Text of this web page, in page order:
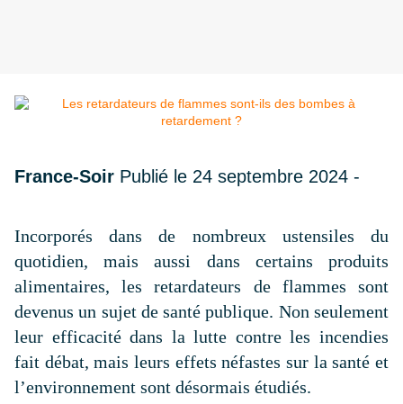
France-Soir Publié le 24 septembre 2024 -
Incorporés dans de nombreux ustensiles du
quotidien, mais aussi dans certains produits
alimentaires, les retardateurs de flammes sont
devenus un sujet de santé publique. Non seulement
leur efficacité dans la lutte contre les incendies
fait débat, mais leurs effets néfastes sur la santé et
l’environnement sont désormais étudiés.